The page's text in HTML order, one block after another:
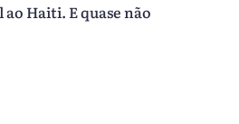
ao Haiti. E quase não